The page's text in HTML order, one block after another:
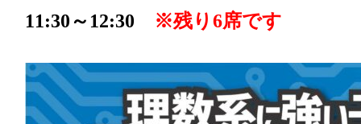
11:30～12:30 ※残り6席です